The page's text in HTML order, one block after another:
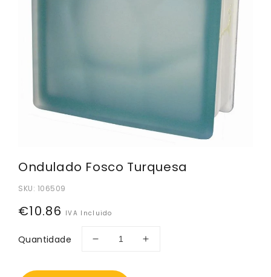
Ondulado Fosco Turquesa
SKU: 106509
Preço
€10.86 IVA Incluido
Quantidade
Diminuir
quantidade
Aumentar